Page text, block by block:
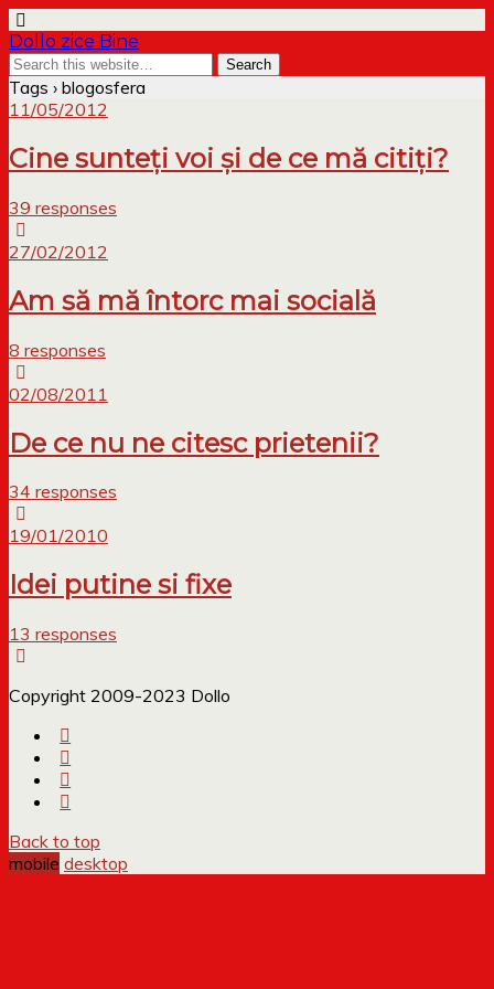
Dollo zice Bine
Tags › blogosfera
11/05/2012
Cine sunteți voi și de ce mă citiți?
39 responses
27/02/2012
Am să mă întorc mai socială
8 responses
02/08/2011
De ce nu ne citesc prietenii?
34 responses
19/01/2010
Idei putine si fixe
13 responses
Copyright 2009-2023 Dollo
Back to top
mobile desktop